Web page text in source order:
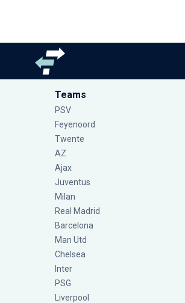
Teams
PSV
Feyenoord
Twente
AZ
Ajax
Juventus
Milan
Real Madrid
Barcelona
Man Utd
Chelsea
Inter
PSG
Liverpool